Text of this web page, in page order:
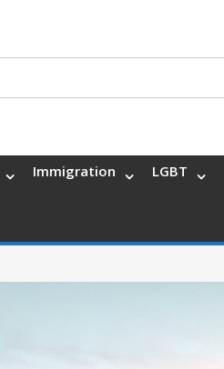
Immigration LGBT